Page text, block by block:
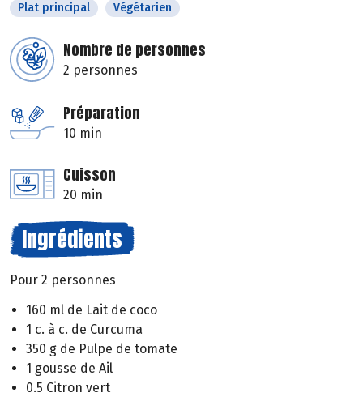
Plat principal Végétarien
Nombre de personnes
2 personnes
Préparation
10 min
Cuisson
20 min
Ingrédients
Pour 2 personnes
160 ml de Lait de coco
1 c. à c. de Curcuma
350 g de Pulpe de tomate
1 gousse de Ail
0.5 Citron vert